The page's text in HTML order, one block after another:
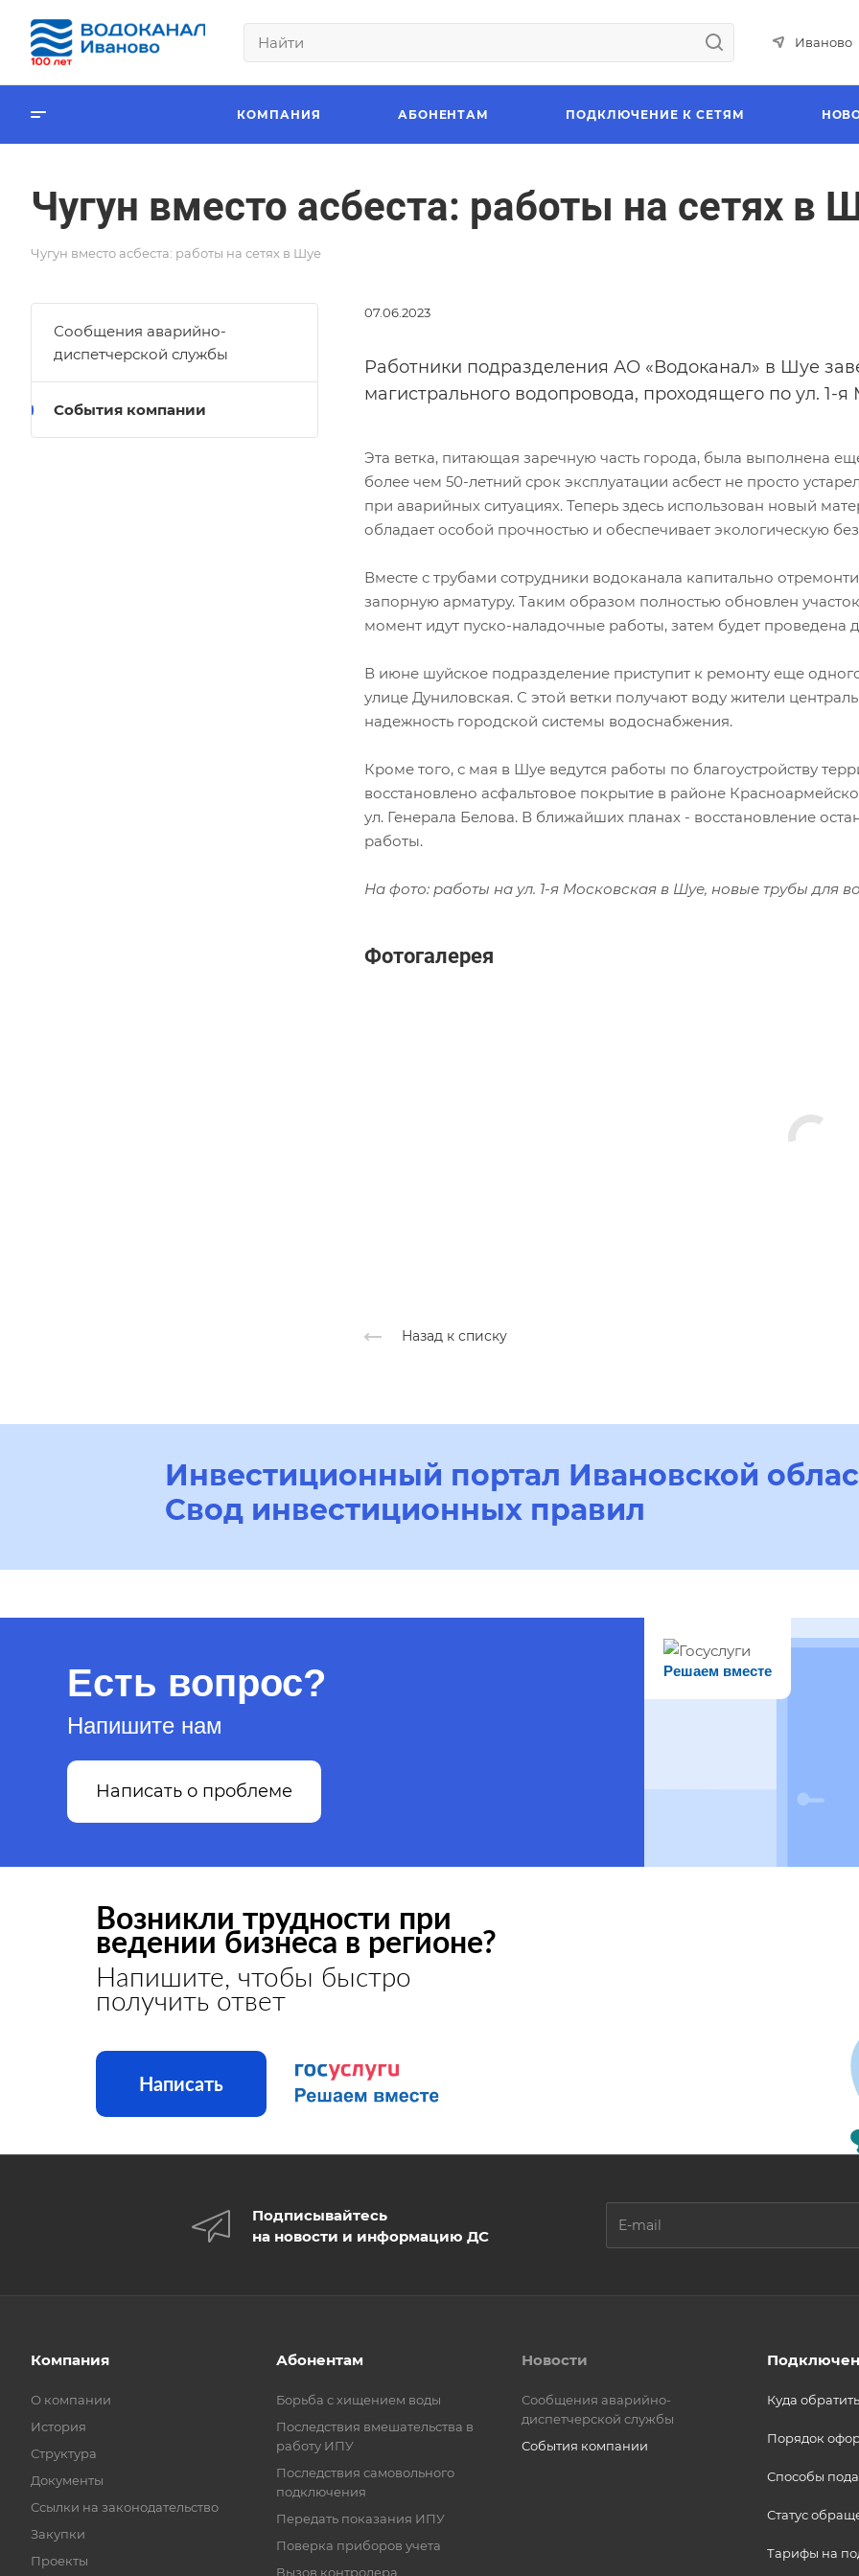
Иваново
КОМПАНИЯ АБОНЕНТАМ ПОДКЛЮЧЕНИЕ К СЕТЯМ
Чугун вместо асбеста: работы на сетях в
Чугун вместо асбеста: работы на сетях в Шуе
07.06.2023
Работники подразделения АО «Водоканал» в Шуе
магистрального водопровода, проходящего по ул. 1-я
Эта ветка, питающая заречную часть города, была выполнена
более чем 50-летний срок эксплуатации асбест не просто
при аварийных ситуациях. Теперь здесь использован новый
обладает особой прочностью и обеспечивает экологическую
Вместе с трубами сотрудники водоканала капитально
запорную арматуру. Таким образом полностью обновлен
момент идут пуско-наладочные работы, затем будет проведена
В июне шуйское подразделение приступит к ремонту еще
улице Дуниловская. С этой ветки получают воду жители
надежность городской системы водоснабжения.
Кроме того, с мая в Шуе ведутся работы по благоустройству
восстановлено асфальтовое покрытие в районе
ул. Генерала Белова. В ближайших планах - восстановление
работы.
На фото: работы на ул. 1-я Московская в Шуе, новые трубы для
Фотогалерея
Назад к списку
Сообщения аварийно-
диспетчерской службы
События компании
Инвестиционный портал Ивановской
Свод инвестиционных правил
Есть вопрос?
Напишите нам
Написать о проблеме
Решаем вместе
Возникли трудности при
ведении бизнеса в регионе?
Напишите, чтобы быстро
получить ответ
Написать
Подписывайтесь
на новости и информацию ДС
Компания
О компании
История
Структура
Документы
Ссылки на законодательство
Закупки
Проекты
Абонентам
Борьба с хищением воды
Последствия вмешательства в
работу ИПУ
Последствия самовольного
подключения
Передать показания ИПУ
Поверка приборов учета
Вызов контролера
Новости
Сообщения аварийно-
диспетчерской службы
События компании
Куда
Порядок
Способы
Статус
Тарифы на